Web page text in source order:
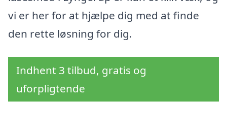
vi er her for at hjælpe dig med at finde
den rette løsning for dig.
Indhent 3 tilbud, gratis og
uforpligtende